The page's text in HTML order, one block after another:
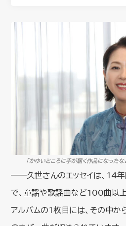
「かゆいところに手が届く作品になった
――久世さんのエッセイは、14
で、童謡や歌謡曲など100曲以
アルバムの1枚目には、その中